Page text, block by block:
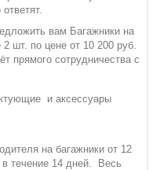
вам Багажники на
шт. по цене от 10 200 руб.
прямого сотрудничества с
и аксессуары
на багажники от 12
течение 14 дней. Весь